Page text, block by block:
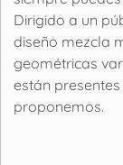
Dirigido a un
diseño mezcla
geométricas
están
proponemos.